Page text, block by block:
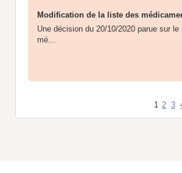
Modification de la liste des
Une décision du 20/10/2020 parue sur
mé...
1 2 3